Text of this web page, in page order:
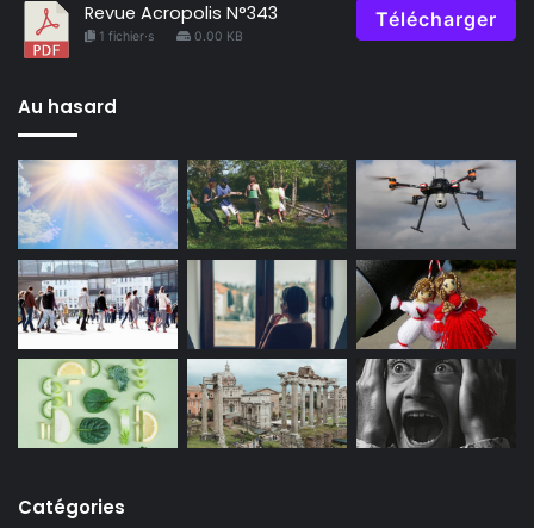
Revue Acropolis N°343
1 fichier·s 0.00 KB
Télécharger
Au hasard
Catégories